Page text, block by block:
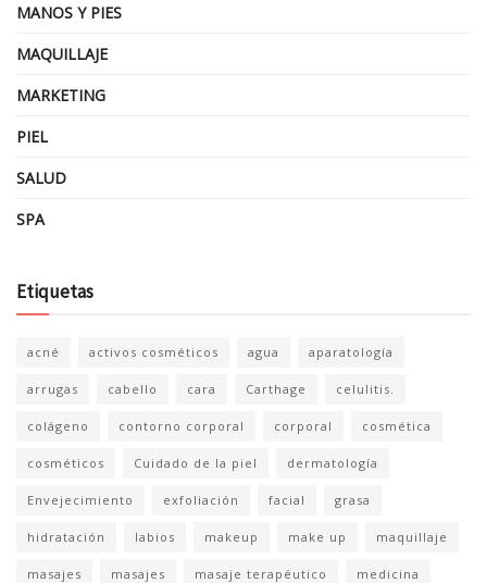
MANOS Y PIES
MAQUILLAJE
MARKETING
PIEL
SALUD
SPA
Etiquetas
acné activos cosméticos agua aparatología
arrugas cabello cara Carthage celulitis.
colágeno contorno corporal corporal cosmética
cosméticos Cuidado de la piel dermatología
Envejecimiento exfoliación facial grasa
hidratación labios makeup make up maquillaje
masajes masajes masaje terapéutico medicina